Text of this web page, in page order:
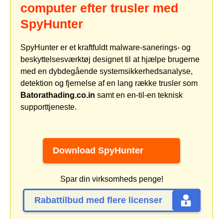
computer efter trusler med
SpyHunter
SpyHunter er et kraftfuldt malware-sanerings- og
beskyttelsesværktøj designet til at hjælpe brugerne
med en dybdegående systemsikkerhedsanalyse,
detektion og fjernelse af en lang række trusler som
Batorathading.co.in samt en en-til-en teknisk
supporttjeneste.
Download SpyHunter
Spar din virksomheds penge!
Rabattilbud med flere licenser